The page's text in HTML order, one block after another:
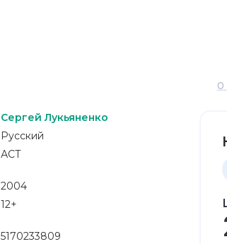
Сергей Лукьяненко
Русский
АСТ
2004
12+
5170233809